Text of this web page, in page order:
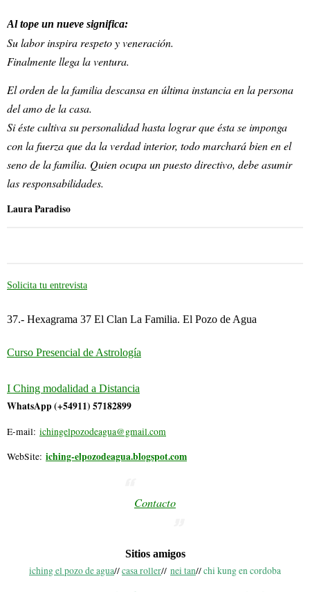
Al tope un nueve significa:
Su labor inspira respeto y veneración.
Finalmente llega la ventura.
El orden de la familia descansa en última instancia en la persona
del amo de la casa.
Si éste cultiva su personalidad hasta lograr que ésta se imponga
con la fuerza que da la verdad interior, todo marchará bien en el
seno de la familia. Quien ocupa un puesto directivo, debe asumir
las responsabilidades.
Laura Paradiso
Solicita tu entrevista
37.- Hexagrama 37 El Clan La Familia. El Pozo de Agua
Curso Presencial de Astrología
I Ching modalidad a Distancia
WhatsApp (+54911) 57182899
E-mail: ichingelpozodeagua@gmail.com
WebSite: iching-elpozodeagua.blogspot.com
Contacto
Sitios amigos
iching el pozo de agua//casa roller// nei tan//chi kung en cordoba